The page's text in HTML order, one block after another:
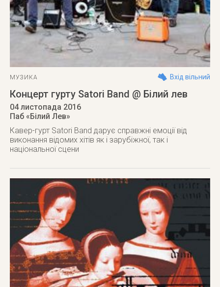
МУЗИКА Вхід вільний
Концерт гурту Satori Band @ Білий лев
04 листопада 2016
Паб «Білий Лев»
Кавер-гурт Satori Band дарує справжні емоції від
виконання відомих хітів як і зарубіжної, так і
національної сцени